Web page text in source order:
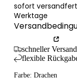
Bags
sofort
Werktage
schneller Versand
flexible
Farbe: Drachen